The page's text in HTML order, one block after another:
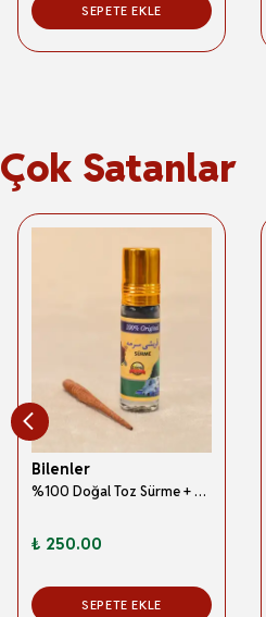
SEPETE EKLE
Çok Satanlar
Bilenler
%100 Doğal Toz Sürme + Ahşap Sürme Çubuğu | Geleneksel ve Orijinal Göz Sürmesi
₺ 250.00
SEPETE EKLE